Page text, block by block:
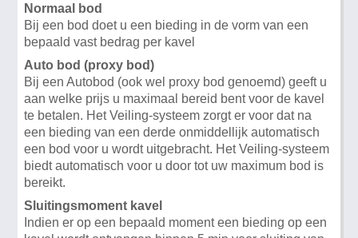
Normaal bod
Bij een bod doet u een bieding in de vorm van een
bepaald vast bedrag per kavel
Auto bod (proxy bod)
Bij een Autobod (ook wel proxy bod genoemd) geeft u
aan welke prijs u maximaal bereid bent voor de kavel
te betalen. Het Veiling-systeem zorgt er voor dat na
een bieding van een derde onmiddellijk automatisch
een bod voor u wordt uitgebracht. Het Veiling-systeem
biedt automatisch voor u door tot uw maximum bod is
bereikt.
Sluitingsmoment kavel
Indien er op een bepaald moment een bieding op een